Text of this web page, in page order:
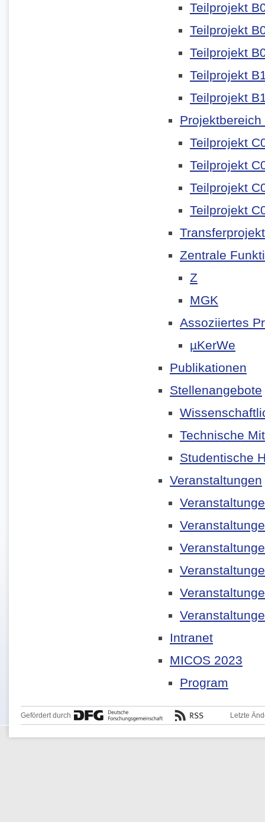
Teilprojekt
Teilprojekt
Teilprojekt
Teilprojekt
Teilprojekt
Projektbereich
Teilprojekt
Teilprojekt
Teilprojekt
Teilprojekt
Zentrale
Z
MGK
Assoziiertes
µKerWe
Publikationen
Stellenangebote
Technische
Studentische
Veranstaltungen
Intranet
MICOS 2023
Program
Gefördert durch Letzte